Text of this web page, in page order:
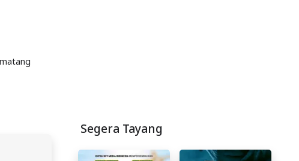
Segera Tayang